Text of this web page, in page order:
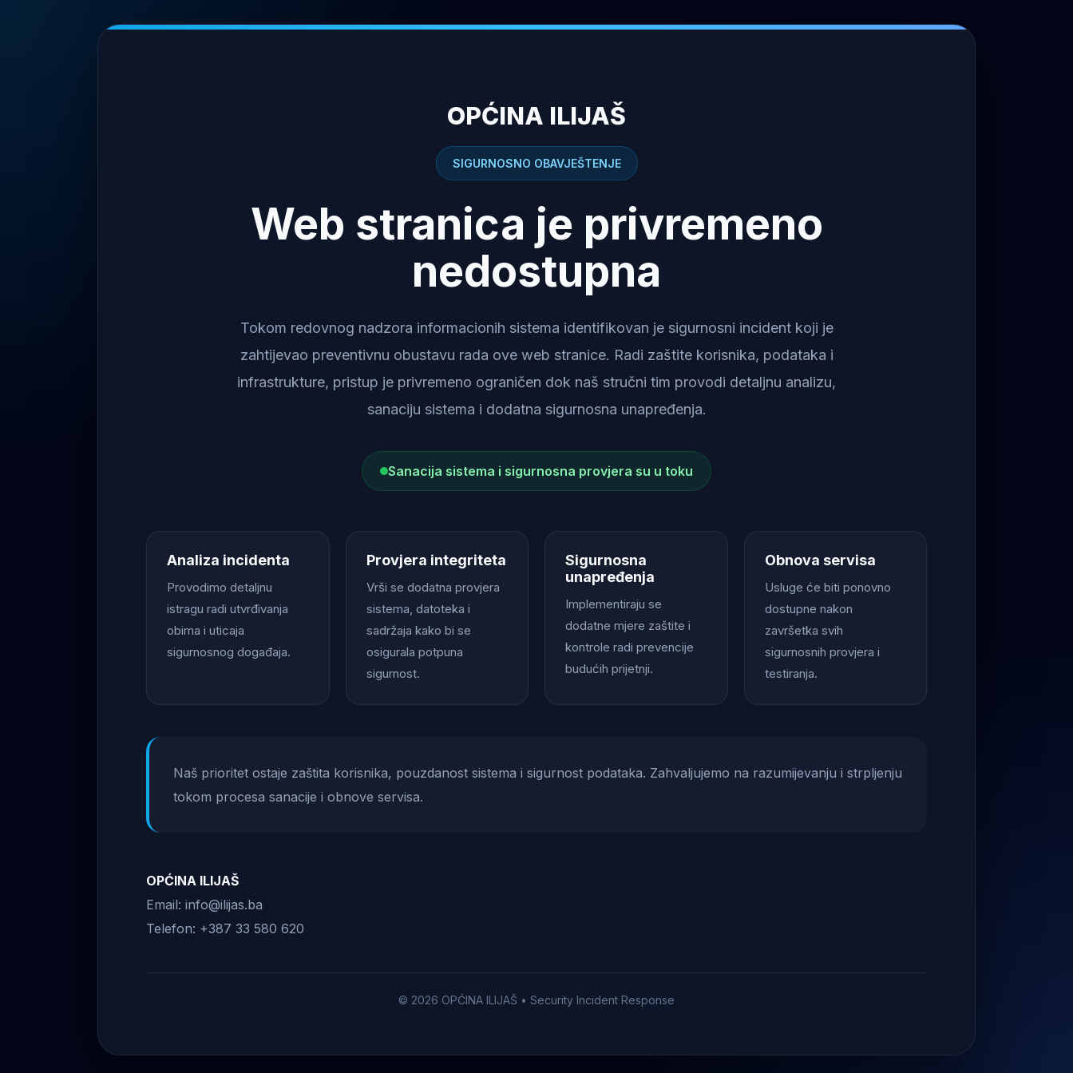
OPĆINA ILIJAŠ
SIGURNOSNO OBAVJEŠTENJE
Web stranica je privremeno
nedostupna
Tokom redovnog nadzora informacionih sistema identifikovan je sigurnosni incident koji je
zahtijevao preventivnu obustavu rada ove web stranice. Radi zaštite korisnika, podataka i
infrastrukture, pristup je privremeno ograničen dok naš stručni tim provodi detaljnu analizu,
sanaciju sistema i dodatna sigurnosna unapređenja.
Sanacija sistema i sigurnosna provjera su u toku
Analiza incidenta
Provodimo detaljnu
istragu radi utvrđivanja
obima i uticaja
sigurnosnog događaja.
Provjera integriteta
Vrši se dodatna provjera
sistema, datoteka i
sadržaja kako bi se
osigurala potpuna
sigurnost.
Sigurnosna
unapređenja
Implementiraju se
dodatne mjere zaštite i
kontrole radi prevencije
budućih prijetnji.
Obnova servisa
Usluge će biti ponovno
dostupne nakon
završetka svih
sigurnosnih provjera i
testiranja.
Naš prioritet ostaje zaštita korisnika, pouzdanost sistema i sigurnost podataka. Zahvaljujemo na razumijevanju i strpljenju
tokom procesa sanacije i obnove servisa.
OPĆINA ILIJAŠ
Email: info@ilijas.ba
Telefon: +387 33 580 620
© 2026 OPĆINA ILIJAŠ • Security Incident Response